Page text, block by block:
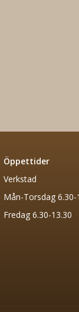
Öppettider
Verkstad
Mån-Torsdag 6.30-
Fredag 6.30-13.30